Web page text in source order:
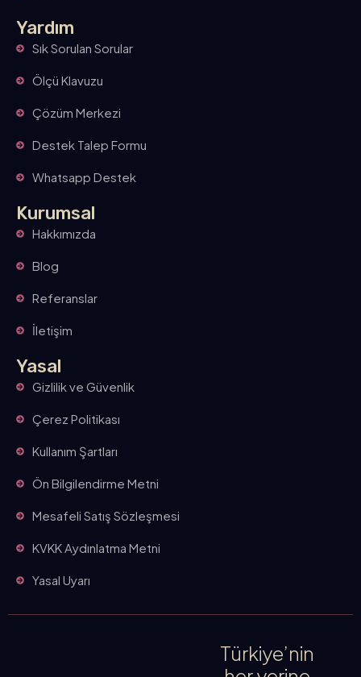
Yardım
Sık Sorulan Sorular
Ölçü Klavuzu
Çözüm Merkezi
Destek Talep Formu
Whatsapp Destek
Kurumsal
Hakkımızda
Blog
Referanslar
İletişim
Yasal
Gizlilik ve Güvenlik
Çerez Politikası
Kullanım Şartları
Ön Bilgilendirme Metni
Mesafeli Satış Sözleşmesi
KVKK Aydınlatma Metni
Yasal Uyarı
Türkiye’nin